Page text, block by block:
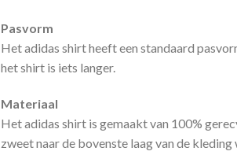
Pasvorm
Het adidas shirt heeft een standaard
het shirt is iets langer.
Materiaal
Het adidas shirt is gemaakt van 100%
zweet naar de bovenste laag van de